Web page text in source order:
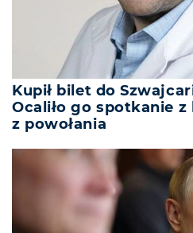
Kupił bilet do
Ocaliło go spotkanie z
z powołania